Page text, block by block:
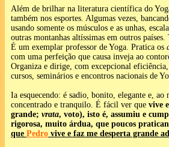
Além de brilhar na literatura científica do
também nos esportes. Algumas vezes,
usando somente os músculos e as unhas,
outras montanhas altíssimas em outros
É um exemplar professor de Yoga. Pratica os
com uma perfeição que causa inveja ao
Organiza e dirige, com excepcional eficiência,
cursos, seminários e encontros nacionais de
Ia esquecendo: é sadio, bonito, elegante e, ao
concentrado e tranquilo. É fácil ver que vive
grande; vrata, voto), isto é, assumiu e
rigorosa, muito árdua, que poucos
que Pedro vive e faz me desperta grande